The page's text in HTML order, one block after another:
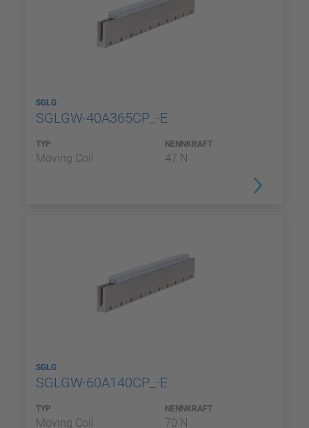
SGLG
SGLGW-40A365CP_-E
TYP
Moving Coil
NENNKRAFT
47 N
SGLG
SGLGW-60A140CP_-E
TYP
Moving Coil
NENNKRAFT
70 N